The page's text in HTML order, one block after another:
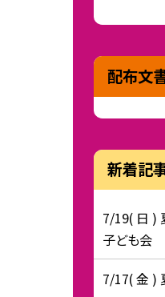
配布文
新着記
7/19( 日 )
子ども会
7/17( 金 )